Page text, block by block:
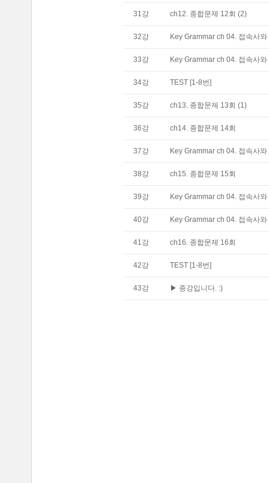
31강 ch12. 종합문제 12회 (2)
32강 Key Grammar ch 04. 접속사
33강 Key Grammar ch 04. 접속사
34강 TEST [1-8번]
35강 ch13. 종합문제 13회 (1)
36강 ch14. 종합문제 14회
37강 Key Grammar ch 04. 접속사
38강 ch15. 종합문제 15회
39강 Key Grammar ch 04. 접속사
40강 Key Grammar ch 04. 접속사
41강 ch16. 종합문제 16회
42강 TEST [1-8번]
43강 ▶ 종강입니다. :)